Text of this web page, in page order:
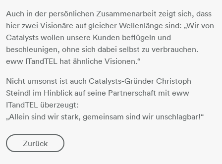
Auch in der persönlichen Zusammenarbeit zeigt sich, dass
hier zwei Visionäre auf gleicher Wellenlänge sind: „Wir von
Catalysts wollen unsere Kunden beflügeln und
beschleunigen, ohne sich dabei selbst zu verbrauchen.
eww ITandTEL hat ähnliche Visionen.“
Nicht umsonst ist auch Catalysts-Gründer Christoph
Steindl im Hinblick auf seine Partnerschaft mit eww
ITandTEL überzeugt:
„Allein sind wir stark, gemeinsam sind wir unschlagbar!“
Zurück